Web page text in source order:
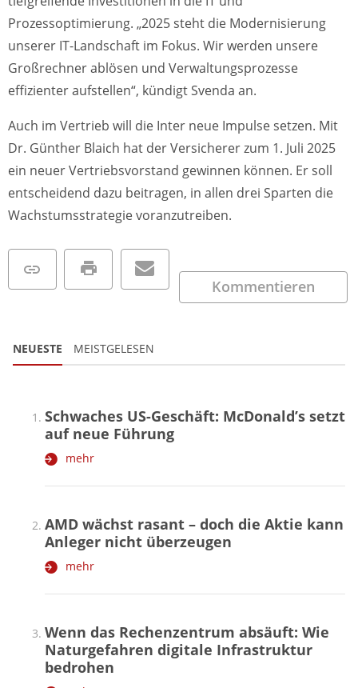
Prozessoptimierung. „2025 steht die Modernisierung
unserer IT-Landschaft im Fokus. Wir werden unsere
Großrechner ablösen und Verwaltungsprozesse
effizienter aufstellen“, kündigt Svenda an.
Auch im Vertrieb will die Inter neue Impulse setzen. Mit
Dr. Günther Blaich hat der Versicherer zum 1. Juli 2025
ein neuer Vertriebsvorstand gewinnen können. Er soll
entscheidend dazu beitragen, in allen drei Sparten die
Wachstumsstrategie voranzutreiben.
Kommentieren
NEUESTE MEISTGELESEN
Schwaches US-Geschäft: McDonald’s setzt
auf neue Führung
mehr
AMD wächst rasant – doch die Aktie kann
Anleger nicht überzeugen
mehr
Wenn das Rechenzentrum absäuft: Wie
Naturgefahren digitale Infrastruktur
bedrohen